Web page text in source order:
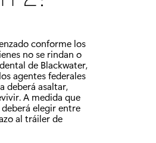
conforme los
no se rindan o
de Blackwater,
agentes federales
deberá asaltar,
A medida que
elegir entre
al tráiler de